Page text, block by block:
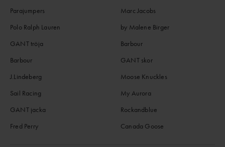
Parajumpers
Polo Ralph Lauren
GANT tröja
Barbour
J.Lindeberg
Sail Racing
GANT jacka
Fred Perry
Marc Jacobs
by Malene Birger
Barbour
GANT skor
Moose Knuckles
My Aurora
Rockandblue
Canada Goose